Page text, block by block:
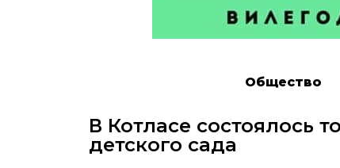
Общество
В Котласе состоялось
детского сада